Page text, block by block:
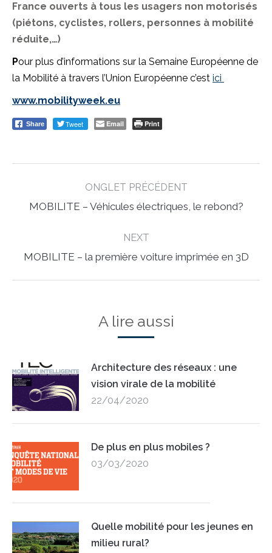
France ouverts à tous les usagers non motorisés
(piétons, cyclistes, rollers, personnes à mobilité
réduite,…)
Pour plus d’informations sur la Semaine Européenne de
la Mobilité à travers l’Union Européenne c’est ici
www.mobilityweek.eu
Share Tweet Email Print
ONGLET PRÉCÉDENT
Previous
MOBILITE – Véhicules électriques, le rebond?
NEXT
Next
MOBILITE – la première voiture imprimée en 3D
A lire aussi
Architecture des réseaux : une
vision virale de la mobilité
22/04/2020
De plus en plus mobiles ?
03/03/2020
Quelle mobilité pour les jeunes en
milieu rural?